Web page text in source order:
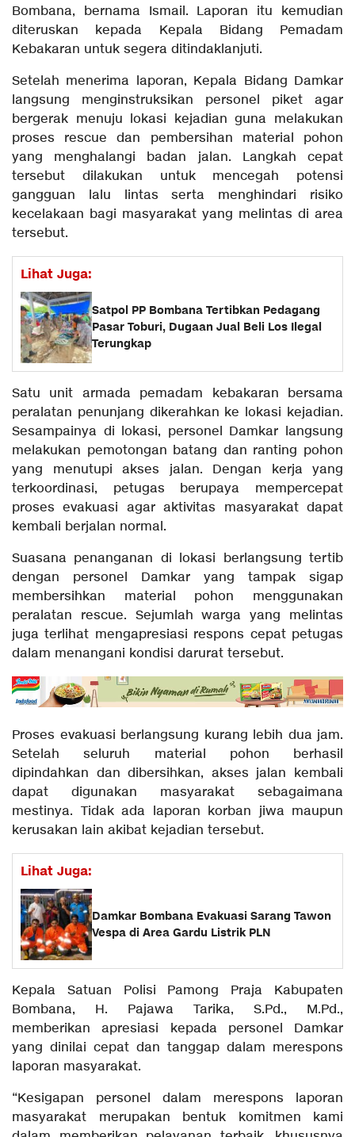
Bombana, bernama Ismail. Laporan itu kemudian
diteruskan kepada Kepala Bidang Pemadam
Kebakaran untuk segera ditindaklanjuti.
Setelah menerima laporan, Kepala Bidang Damkar
langsung menginstruksikan personel piket agar
bergerak menuju lokasi kejadian guna melakukan
proses rescue dan pembersihan material pohon
yang menghalangi badan jalan. Langkah cepat
tersebut dilakukan untuk mencegah potensi
gangguan lalu lintas serta menghindari risiko
kecelakaan bagi masyarakat yang melintas di area
tersebut.
Lihat Juga:
Satpol PP Bombana Tertibkan Pedagang
Pasar Toburi, Dugaan Jual Beli Los Ilegal
Terungkap
Satu unit armada pemadam kebakaran bersama
peralatan penunjang dikerahkan ke lokasi kejadian.
Sesampainya di lokasi, personel Damkar langsung
melakukan pemotongan batang dan ranting pohon
yang menutupi akses jalan. Dengan kerja yang
terkoordinasi, petugas berupaya mempercepat
proses evakuasi agar aktivitas masyarakat dapat
kembali berjalan normal.
Suasana penanganan di lokasi berlangsung tertib
dengan personel Damkar yang tampak sigap
membersihkan material pohon menggunakan
peralatan rescue. Sejumlah warga yang melintas
juga terlihat mengapresiasi respons cepat petugas
dalam menangani kondisi darurat tersebut.
Proses evakuasi berlangsung kurang lebih dua jam.
Setelah seluruh material pohon berhasil
dipindahkan dan dibersihkan, akses jalan kembali
dapat digunakan masyarakat sebagaimana
mestinya. Tidak ada laporan korban jiwa maupun
kerusakan lain akibat kejadian tersebut.
Lihat Juga:
Damkar Bombana Evakuasi Sarang Tawon
Vespa di Area Gardu Listrik PLN
Kepala Satuan Polisi Pamong Praja Kabupaten
Bombana, H. Pajawa Tarika, S.Pd., M.Pd.,
memberikan apresiasi kepada personel Damkar
yang dinilai cepat dan tanggap dalam merespons
laporan masyarakat.
“Kesigapan personel dalam merespons laporan
masyarakat merupakan bentuk komitmen kami